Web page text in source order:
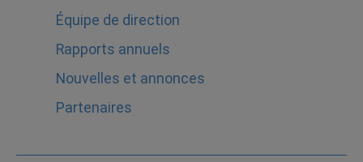
Équipe de direction
Rapports annuels
Nouvelles et annonces
Partenaires